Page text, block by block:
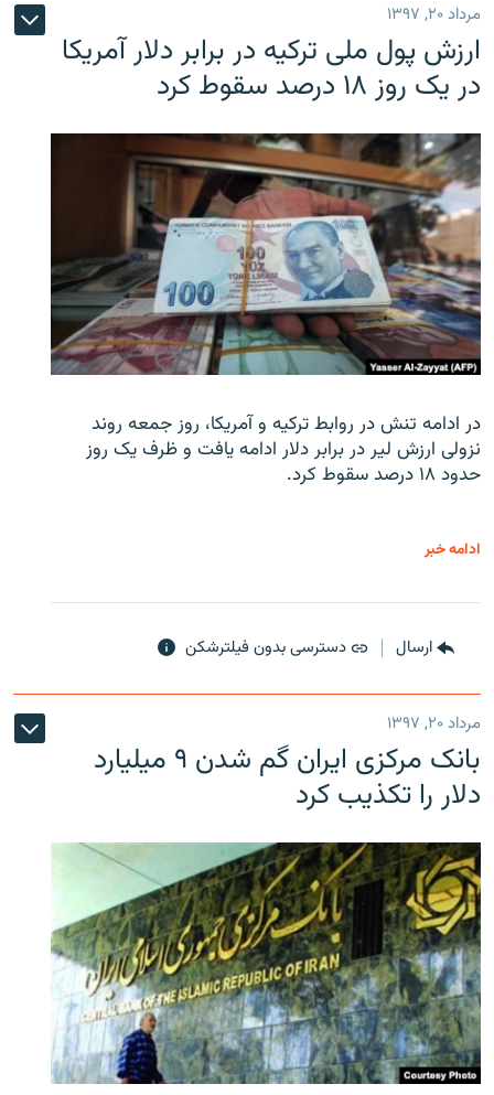
مرداد ۲۰, ۱۳۹۷
ارزش پول ملی ترکیه در برابر دلار آمریکا
در یک روز ۱۸ درصد سقوط کرد
در ادامه تنش در روابط ترکیه و آمریکا، روز جمعه روند
نزولی ارزش لیر در برابر دلار ادامه یافت و ظرف یک روز
حدود ۱۸ درصد سقوط کرد.
ادامه خبر
ارسال دسترسی بدون فیلترشکن
مرداد ۲۰, ۱۳۹۷
بانک مرکزی ایران گم شدن ۹ میلیارد
دلار را تکذیب کرد